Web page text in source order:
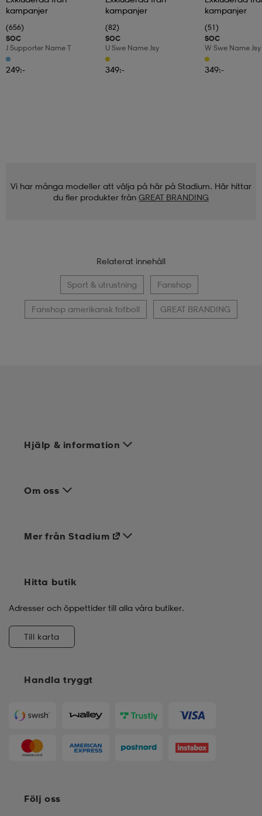
kampanjer
(656)
SOC
J Supporter Name T
249:-
kampanjer
(82)
SOC
U Swe Name Jsy
349:-
kampanjer
(51)
SOC
W Swe Name Jsy
349:-
Vi har många modeller att välja på här på Stadium. Här hittar
du fler produkter från GREAT BRANDING
Relaterat innehåll
Sport & utrustning Fanshop
Fanshop amerikansk fotboll GREAT BRANDING
Hjälp & information
Om oss
Handla tryggt
Mer från Stadium
Hitta butik
Adresser och öppettider till alla våra butiker.
Till karta
Följ oss